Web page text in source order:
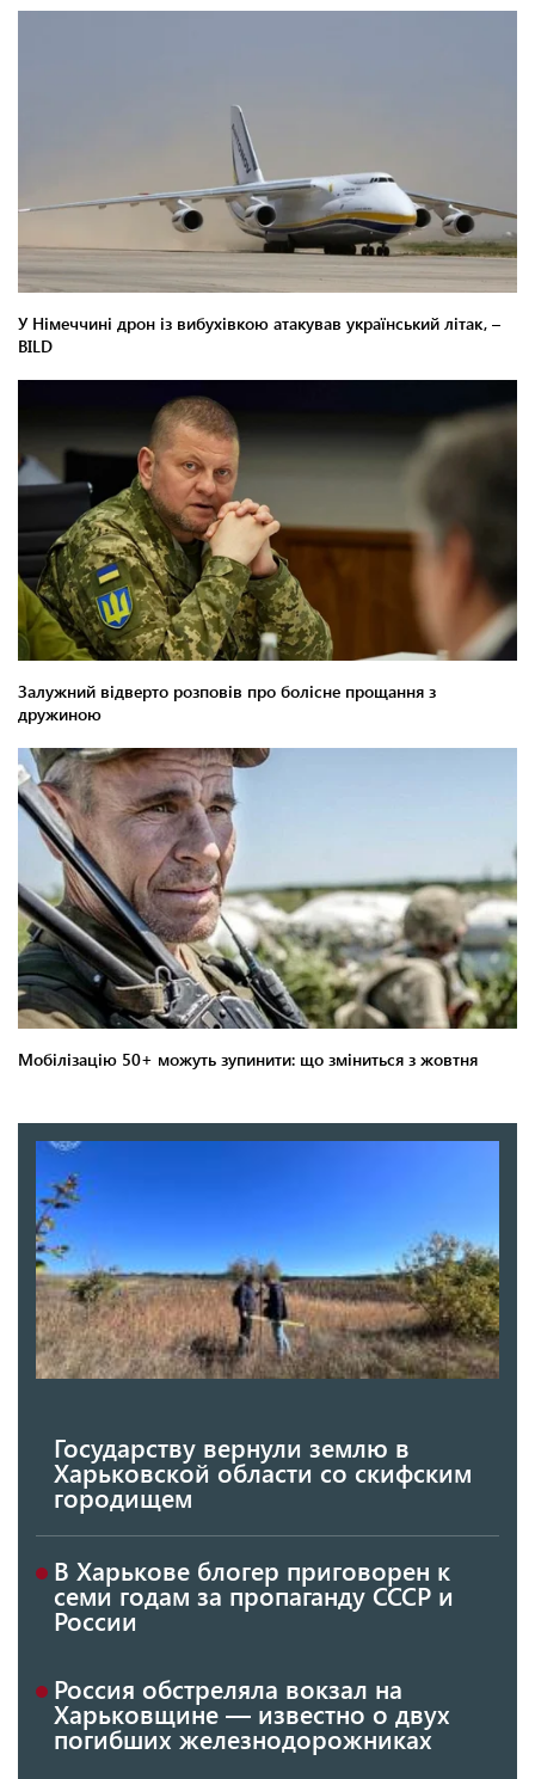
Государству вернули землю в
Харьковской области со скифским
городищем
В Харькове блогер приговорен к
семи годам за пропаганду СССР и
России
Россия обстреляла вокзал на
Харьковщине — известно о двух
погибших железнодорожниках